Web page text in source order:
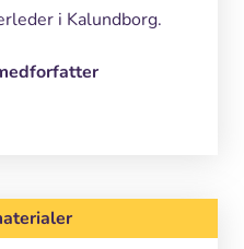
i Kalundborg.